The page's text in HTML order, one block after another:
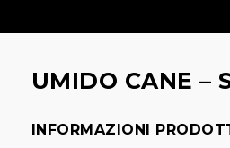
UMIDO CANE –
INFORMAZIONI